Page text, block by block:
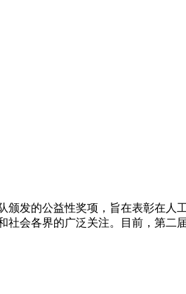
的公益性奖项，旨在表彰在人
会各界的广泛关注。目前，第二